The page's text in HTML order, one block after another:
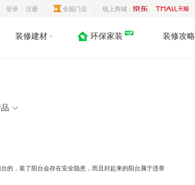
登录 注册 全国门店 线上商城：
装修建材 环保家装 装修攻略
的，装了阳台会存在安全隐患，而且封起来的阳台属于违章